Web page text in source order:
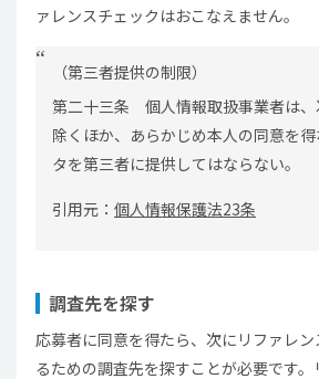
ァレンスチェックはおこなえません。
（第三者提供の制限）
第二十三条 個人情報取扱事業者は、
除くほか、あらかじめ本人の同意を
タを第三者に提供してはならない。
引用元： 個人情報保護法23条
調査先を探す
応募者に同意を得たら、次にリファレ
るための調査先を探すことが必要です